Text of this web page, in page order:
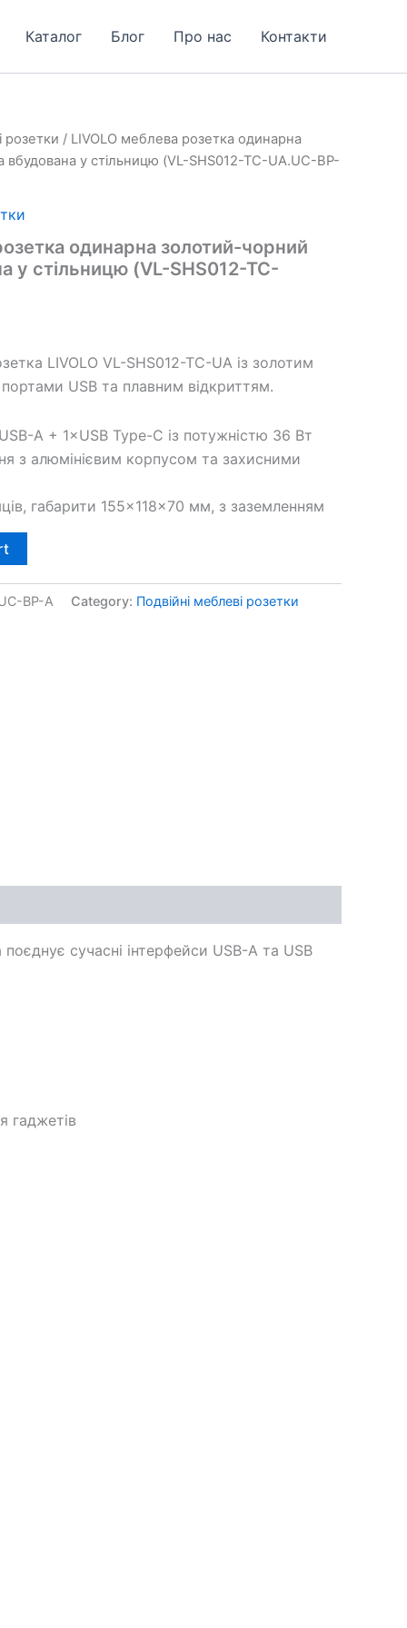
Каталог Блог Про нас Контакти
розетки / LIVOLO меблева розетка одинарна
у стільницю (VL-SHS012-TC-UA.UC-BP-
одинарна золотий-чорний
у стільницю (VL-SHS012-TC-
LIVOLO VL-SHS012-TC-UA із золотим
USB та плавним відкриттям.
A + 1×USB Type-C із потужністю 36 Вт
з алюмінієвим корпусом та захисними
габарити 155×118×70 мм, з заземленням
BP-A Category: Подвійні меблеві розетки
сучасні інтерфейси USB-A та USB
гаджетів